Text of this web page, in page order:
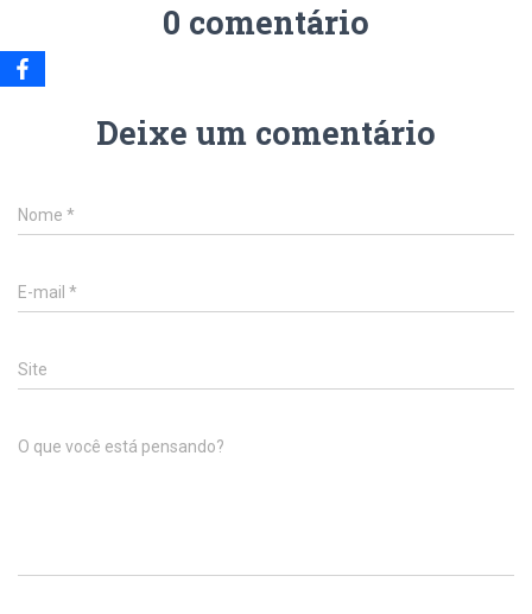
0 comentário
Deixe um comentário
Nome *
E-mail *
Site
O que você está pensando?